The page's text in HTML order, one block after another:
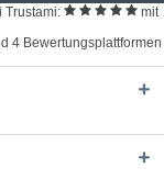
Trustami:
mit
4 Bewertungsplattformen